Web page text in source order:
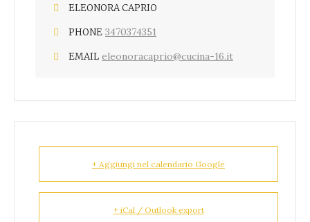
ELEONORA CAPRIO
PHONE 3470374351
EMAIL eleonoracaprio@cucina-16.it
+ Aggiungi nel calendario Google
+ iCal / Outlook export